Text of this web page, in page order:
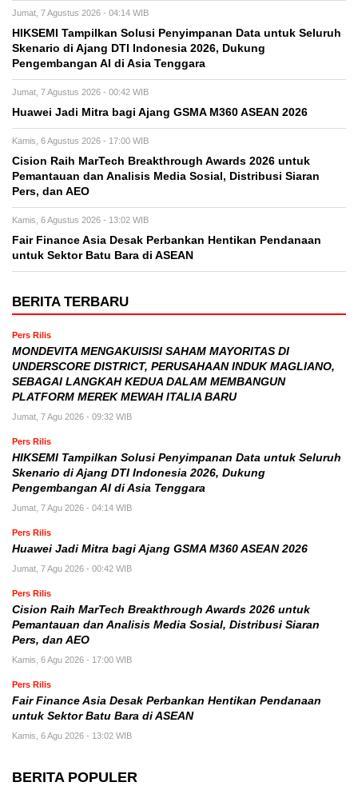
Jumat, 7 Agustus 2026 - 04:14 WIB
HIKSEMI Tampilkan Solusi Penyimpanan Data untuk Seluruh
Skenario di Ajang DTI Indonesia 2026, Dukung
Pengembangan AI di Asia Tenggara
Jumat, 7 Agustus 2026 - 00:42 WIB
Huawei Jadi Mitra bagi Ajang GSMA M360 ASEAN 2026
Kamis, 6 Agustus 2026 - 17:00 WIB
Cision Raih MarTech Breakthrough Awards 2026 untuk
Pemantauan dan Analisis Media Sosial, Distribusi Siaran
Pers, dan AEO
Kamis, 6 Agustus 2026 - 13:02 WIB
Fair Finance Asia Desak Perbankan Hentikan Pendanaan
untuk Sektor Batu Bara di ASEAN
BERITA TERBARU
Pers Rilis
MONDEVITA MENGAKUISISI SAHAM MAYORITAS DI
UNDERSCORE DISTRICT, PERUSAHAAN INDUK MAGLIANO,
SEBAGAI LANGKAH KEDUA DALAM MEMBANGUN
PLATFORM MEREK MEWAH ITALIA BARU
Jumat, 7 Agu 2026 - 09:32 WIB
Pers Rilis
HIKSEMI Tampilkan Solusi Penyimpanan Data untuk Seluruh
Skenario di Ajang DTI Indonesia 2026, Dukung
Pengembangan AI di Asia Tenggara
Jumat, 7 Agu 2026 - 04:14 WIB
Pers Rilis
Huawei Jadi Mitra bagi Ajang GSMA M360 ASEAN 2026
Jumat, 7 Agu 2026 - 00:42 WIB
Pers Rilis
Cision Raih MarTech Breakthrough Awards 2026 untuk
Pemantauan dan Analisis Media Sosial, Distribusi Siaran
Pers, dan AEO
Kamis, 6 Agu 2026 - 17:00 WIB
Pers Rilis
Fair Finance Asia Desak Perbankan Hentikan Pendanaan
untuk Sektor Batu Bara di ASEAN
Kamis, 6 Agu 2026 - 13:02 WIB
BERITA POPULER